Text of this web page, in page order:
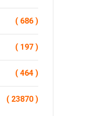
( 686 )
( 197 )
( 464 )
( 23870 )